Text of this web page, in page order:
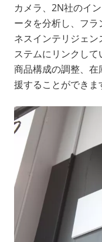
カメラ、2N社のイ
ータを分析し、フ
ネスインテリジェ
ステムにリンクして
商品構成の調整、
援することができま